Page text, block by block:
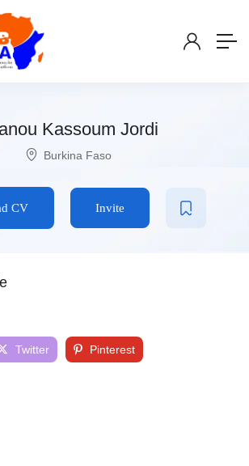
Kassoum Jordi
Burkina Faso
CV Invite
Twitter Pinterest